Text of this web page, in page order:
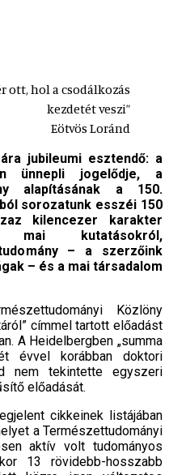
ott, hol a csodálkozás
kezdetét veszi”
Eötvös Loránd
jubileumi esztendő: a
ünnepli jogelődje, a
alapításának a 150.
sorozatunk esszéi 150
kilencezer karakter
mai kutatásokról,
– a szerzőink
– és a mai társadalom
Közlöny
címmel tartott előadást
A Heidelbergben „summa
évvel korábban doktori
nem tekintette egyszeri
előadását.
cikkeinek listájában
a Természettudományi
aktív volt tudományos
13 rövidebb-hosszabb